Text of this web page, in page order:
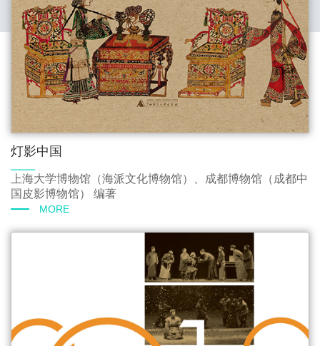
灯影中国
上海大学博物馆（海派文化博物馆）、成都博物馆（成都中
国皮影博物馆） 编著
MORE